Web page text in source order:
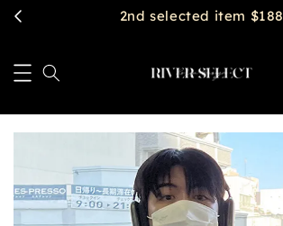
2nd selected item $188